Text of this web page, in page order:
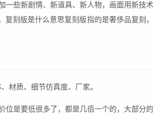
一些新剧情、新道具、新人物，画面用新技术
刻版是什么意思复刻版指的是奢侈品复刻，
材质、细节仿真度、厂家。
位是要低很多了，都是几佰一个的，大部分的